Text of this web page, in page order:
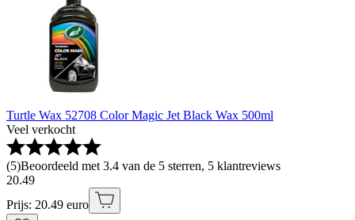
Turtle Wax 52708 Color Magic Jet Black Wax 500ml
Veel verkocht
(5)Beoordeeld met 3.4 van de 5 sterren, 5 klantreviews
20.49
Prijs: 20.49 euro